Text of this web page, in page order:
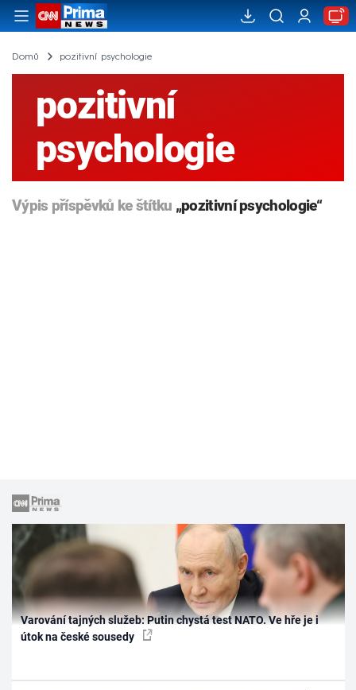
Domů pozitivní psychologie
pozitivní
psychologie
Výpis příspěvků ke štítku „pozitivní psychologie“
Varování tajných služeb: Putin chystá test NATO. Ve hře je i
útok na české sousedy